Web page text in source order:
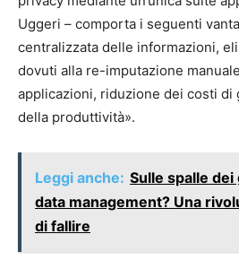
Uggeri – comporta i seguenti
centralizzata delle informazioni,
dovuti alla re-imputazione
applicazioni, riduzione dei costi di
della produttività».
Leggi anche: Sulle spalle
data management? Una
di fallire